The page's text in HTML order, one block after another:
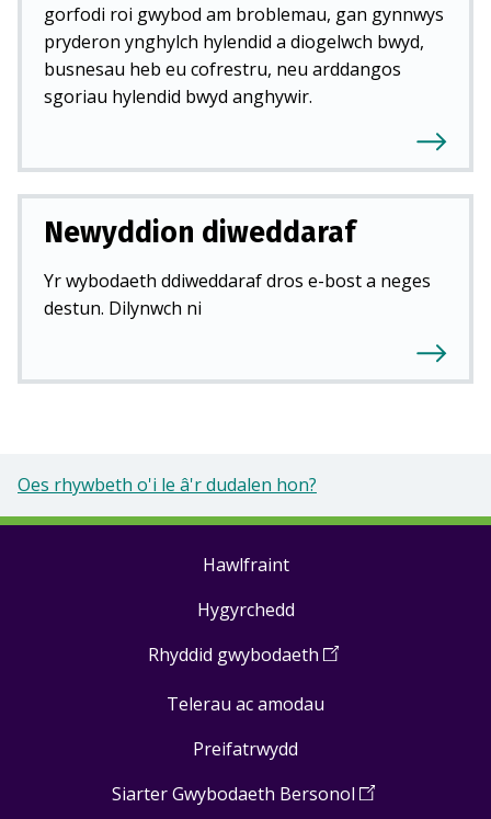
gorfodi roi gwybod am broblemau, gan gynnwys
pryderon ynghylch hylendid a diogelwch bwyd,
busnesau heb eu cofrestru, neu arddangos
sgoriau hylendid bwyd anghywir.
Newyddion diweddaraf
Yr wybodaeth ddiweddaraf dros e-bost a neges
destun. Dilynwch ni
Oes rhywbeth o'i le â'r dudalen hon?
Hawlfraint
Hygyrchedd
Rhyddid gwybodaeth (Open
a
Telerau ac amodau
Preifatrwydd
Siarter Gwybodaeth Bersonol (Open